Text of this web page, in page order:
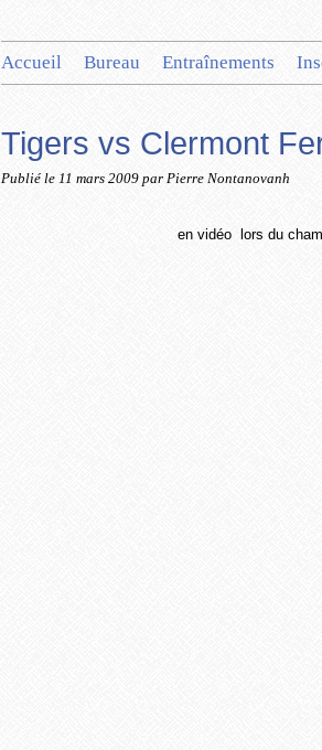
Accueil Bureau Entraînements
Tigers vs Clermont
Publié le 11 mars 2009 par Pierre Nontanovanh
en vidéo lors du